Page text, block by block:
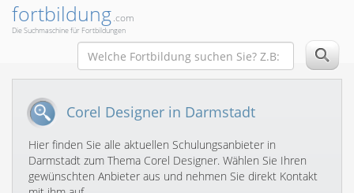
fortbildung.com
Die Suchmaschine für Fortbildungen
Corel Designer in Darmstadt
Hier finden Sie alle aktuellen Schulungsanbieter in
Darmstadt zum Thema Corel Designer. Wählen Sie Ihren
gewünschten Anbieter aus und nehmen Sie direkt Kontakt